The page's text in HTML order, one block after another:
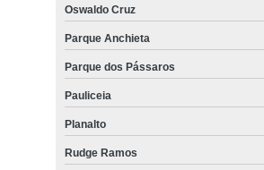
Oswaldo Cruz
Parque Anchieta
Parque dos Pássaros
Pauliceia
Planalto
Rudge Ramos